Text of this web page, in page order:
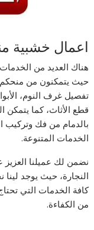
اعمال خشبية
هناك العديد من الخدمات
حيث يتمكنون من منحكم
تفصيل غرف النوم،
قطع الأثاث، كما
بالدمام من فك وتركيب
الخدمات المتنوعة.
نضمن لك عميلنا
النجارة، حيث يوجد
كافة الخدمات التي
من الكفاءة.